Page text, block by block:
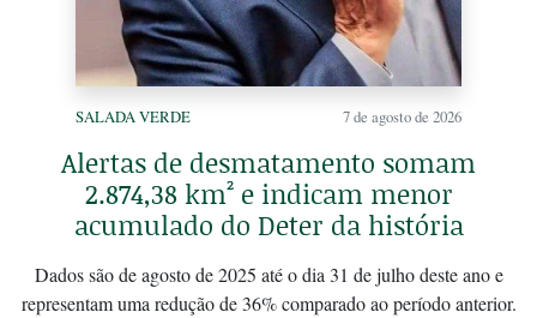
SALADA VERDE 7 de agosto de 2026
Alertas de desmatamento somam
2.874,38 km² e indicam menor
acumulado do Deter da história
Dados são de agosto de 2025 até o dia 31 de julho deste ano e
representam uma redução de 36% comparado ao período anterior.